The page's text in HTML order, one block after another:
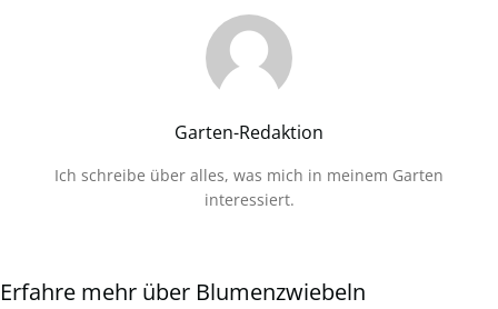
Garten-Redaktion
Ich schreibe über alles, was mich in meinem Garten
interessiert.
Erfahre mehr über Blumenzwiebeln